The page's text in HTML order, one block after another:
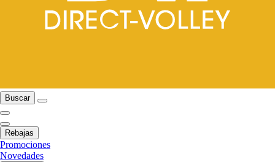
Buscar
Rebajas
Promociones
Novedades